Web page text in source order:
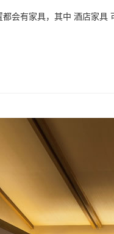
会有家具，其中 酒店家